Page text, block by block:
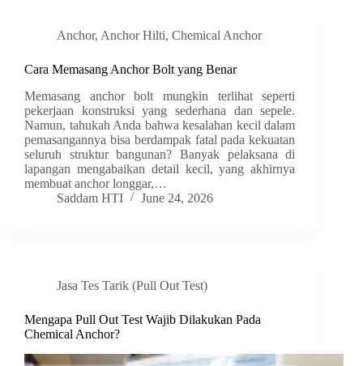
Anchor, Anchor Hilti, Chemical Anchor
Cara Memasang Anchor Bolt yang Benar
Memasang anchor bolt mungkin terlihat seperti
pekerjaan konstruksi yang sederhana dan sepele.
Namun, tahukah Anda bahwa kesalahan kecil dalam
pemasangannya bisa berdampak fatal pada kekuatan
seluruh struktur bangunan? Banyak pelaksana di
lapangan mengabaikan detail kecil, yang akhirnya
membuat anchor longgar,…
Saddam HTI
June 24, 2026
Jasa Tes Tarik (Pull Out Test)
Mengapa Pull Out Test Wajib Dilakukan Pada
Chemical Anchor?